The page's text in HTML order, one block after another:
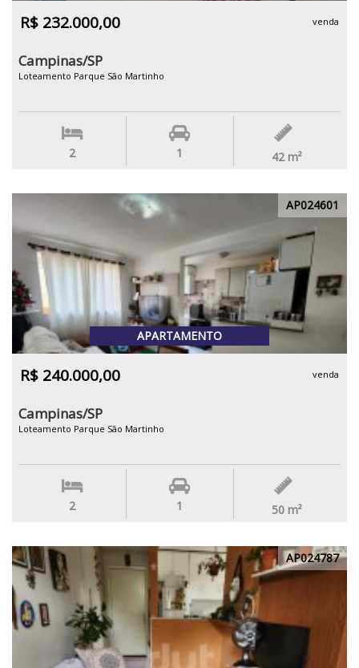
R$ 232.000,00 venda
Campinas/SP
Loteamento Parque São Martinho
2 1 42 m²
AP024601
APARTAMENTO
R$ 240.000,00 venda
Campinas/SP
Loteamento Parque São Martinho
2 1 50 m²
AP024787